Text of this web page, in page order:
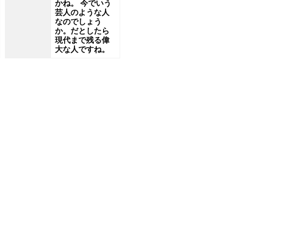
かね。 今でいう
芸人のような人
なのでしょう
か。だとしたら
現代まで残る偉
大な人ですね。